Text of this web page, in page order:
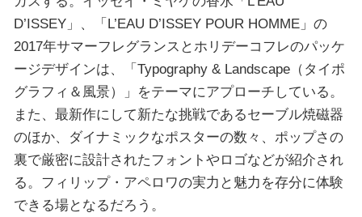
D’ISSEY」、「L’EAU D’ISSEY POUR HOMME」の
2017年サマーフレグランスとホリデーコフレのパッケ
ージデザインは、「Typography & Landscape（タイポ
グラフィ＆風景）」をテーマにアプローチしている。
また、最新作にして新たな挑戦であるセーブル焼磁器
のほか、ダイナミックなポスターの数々、ポップさの
裏で厳密に設計されたフォントやロゴなどが紹介され
る。フィリップ・アペロワの実力と魅力を存分に体験
できる場となるだろう。